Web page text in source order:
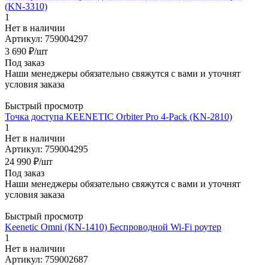
(KN-3310)
1
Нет в наличии
Артикул: 759004297
3 690 ₽/шт
Под заказ
Наши менеджеры обязательно свяжутся с вами и уточнят
условия заказа
Быстрый просмотр
Точка доступа KEENETIC Orbiter Pro 4-Pack (KN-2810)
1
Нет в наличии
Артикул: 759004295
24 990 ₽/шт
Под заказ
Наши менеджеры обязательно свяжутся с вами и уточнят
условия заказа
Быстрый просмотр
Keenetic Omni (KN-1410) Беспроводной Wi-Fi роутер
1
Нет в наличии
Артикул: 759002687